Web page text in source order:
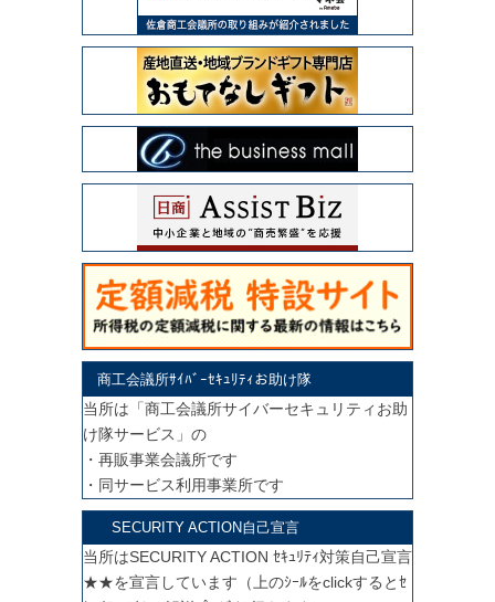
商工会議所ｻｲﾊﾞｰｾｷｭﾘﾃｨお助け隊
当所は「商工会議所サイバーセキュリティお助
け隊サービス」の
・再販事業会議所です
・同サービス利用事業所です
SECURITY ACTION自己宣言
当所はSECURITY ACTION ｾｷｭﾘﾃｨ対策自己宣言
★★を宣言しています（上のｼｰﾙをclickするとｾ